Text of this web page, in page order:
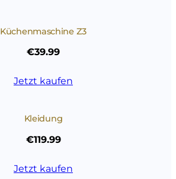
Küchenmaschine Z3
€39.99
Jetzt kaufen
Kleidung
€119.99
Jetzt kaufen